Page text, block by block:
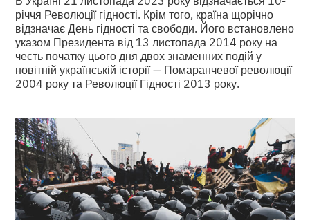
річчя Революції гідності. Крім того, країна щорічно
відзначає День гідності та свободи. Його встановлено
указом Президента від 13 листопада 2014 року на
честь початку цього дня двох знаменних подій у
новітній українській історії — Помаранчевої революції
2004 року та Революції Гідності 2013 року.